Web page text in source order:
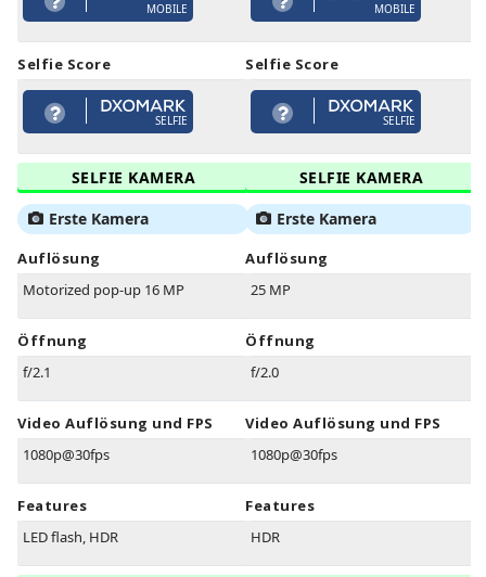
MOBILE
Selfie Score
SELFIE
SELFIE KAMERA
Erste Kamera
Auflösung
Motorized pop-up 16 MP
Öffnung
f/2.1
Video Auflösung und FPS
1080p@30fps
Features
LED flash, HDR
MOBILE
Selfie Score
SELFIE
SELFIE KAMERA
Erste Kamera
Auflösung
25 MP
Öffnung
f/2.0
Video Auflösung und FPS
1080p@30fps
Features
HDR